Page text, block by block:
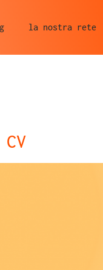
la nostra rete